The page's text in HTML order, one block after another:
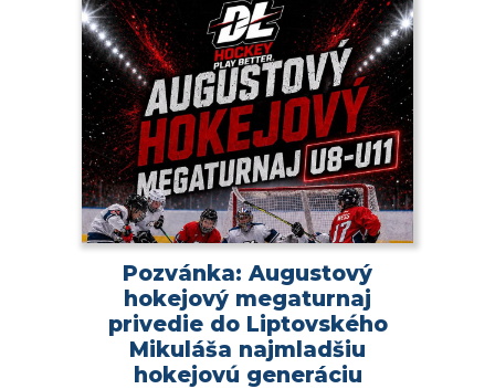
Pozvánka: Augustový
hokejový megaturnaj
privedie do Liptovského
Mikuláša najmladšiu
hokejovú generáciu